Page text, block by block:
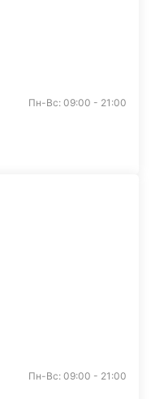
Пн-Вс: 09:00 - 21:00
Пн-Вс: 09:00 - 21:00